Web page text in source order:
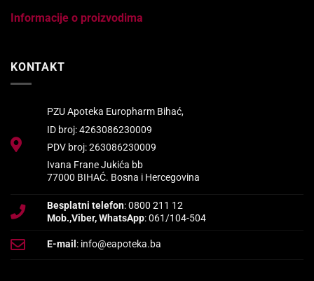
Informacije o proizvodima
KONTAKT
PZU Apoteka Europharm Bihać,
ID broj: 4263086230009
PDV broj: 263086230009
Ivana Frane Jukića bb
77000 BIHAĆ. Bosna i Hercegovina
Besplatni telefon: 0800 211 12
Mob.,Viber, WhatsApp: 061/104-504
E-mail : info@eapoteka.ba